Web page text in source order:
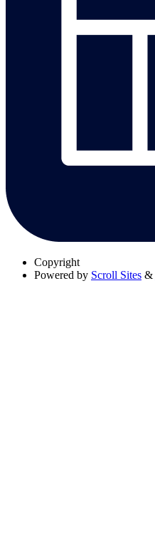
Copyright
Powered by Scroll Sites &